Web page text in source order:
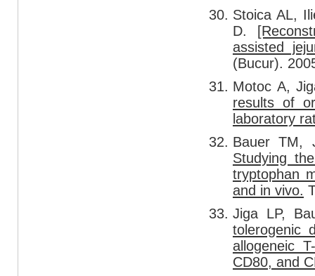
Stoica AL,
D.
assisted
(Bucur).
Motoc A,
results of
laboratory
Bauer TM,
Studying
tryptophan
and in vivo.
Jiga LP,
tolerogenic
allogeneic
CD80, and